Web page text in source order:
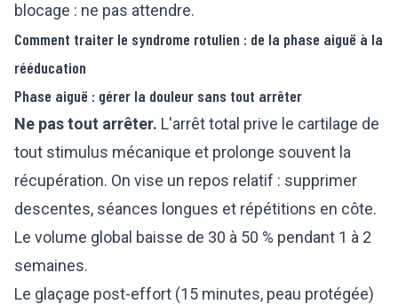
blocage : ne pas attendre.
Comment traiter le syndrome rotulien : de la phase aiguë à la
rééducation
Phase aiguë : gérer la douleur sans tout arrêter
Ne pas tout arrêter. L'arrêt total prive le cartilage de
tout stimulus mécanique et prolonge souvent la
récupération. On vise un repos relatif : supprimer
descentes, séances longues et répétitions en côte.
Le volume global baisse de 30 à 50 % pendant 1 à 2
semaines.
Le glaçage post-effort (15 minutes, peau protégée)